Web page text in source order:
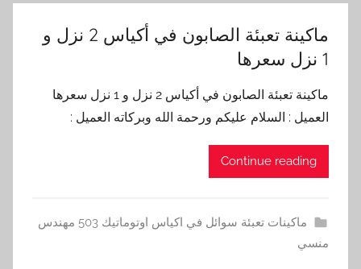
ماكينة تعبئة الصابون في أكياس 2 نزل و
1 نزل سعرها
ماكينة تعبئة الصابون في أكياس 2 نزل و 1 نزل سعرها
العميل : السلام عليكم ورحمة الله وبركاته العميل :
Continue reading
ماكينات تعبئة سوائل في اكياس اوتوماتيك 503 مهندس
منسي